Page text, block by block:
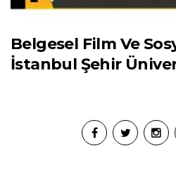
Belgesel Film Ve
İstanbul Şehir